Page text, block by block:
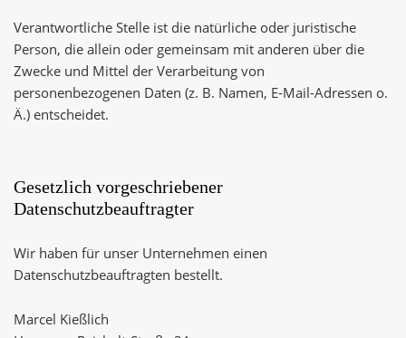
Verantwortliche Stelle ist die natürliche oder juristische
Person, die allein oder gemeinsam mit anderen über die
Zwecke und Mittel der Verarbeitung von
personenbezogenen Daten (z. B. Namen, E-Mail-Adressen o.
Ä.) entscheidet.
Gesetzlich vorgeschriebener
Datenschutzbeauftragter
Wir haben für unser Unternehmen einen
Datenschutzbeauftragten bestellt.
Marcel Kießlich